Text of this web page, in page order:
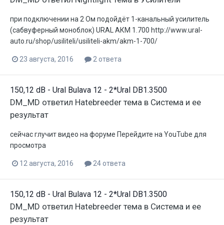
при подключении на 2 Ом подойдёт 1-канальный усилитель
(сабвуферный моноблок) URAL АКM 1.700 http://www.ural-
auto.ru/shop/usiliteli/usiliteli-akm/akm-1-700/
23 августа, 2016 2 ответа
150,12 dB - Ural Bulava 12 - 2*Ural DB1.3500
DM_MD ответил Hatebreeder тема в Система и ее
результат
сейчас глучит видео на форуме Перейдите на YouTube для
просмотра
12 августа, 2016 24 ответа
150,12 dB - Ural Bulava 12 - 2*Ural DB1.3500
DM_MD ответил Hatebreeder тема в Система и ее
результат